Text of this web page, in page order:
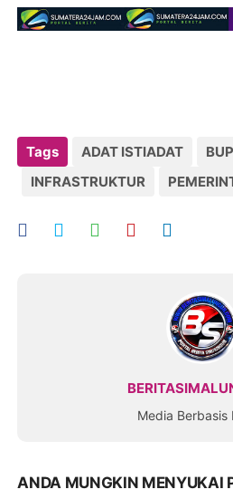
Tags ADAT ISTIADAT
INFRASTRUKTUR
Media Berbasis
ANDA MUNGKIN MENYUKAI